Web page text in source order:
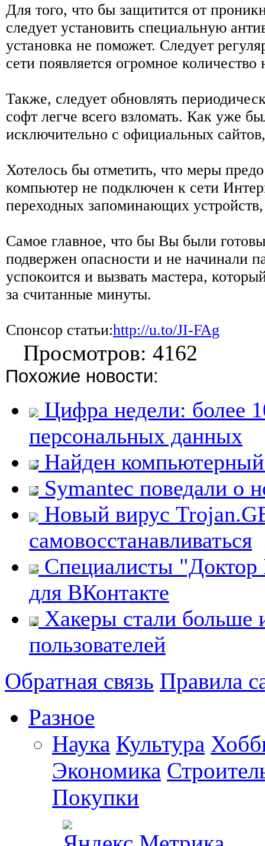
Для того, что бы защитится от
следует установить специальную
установка не поможет. Следует
сети появляется огромное
Также, следует обновлять
софт легче всего взломать. Как уже
исключительно с официальных
Хотелось бы отметить, что меры
компьютер не подключен к сети
переходных запоминающих
Самое главное, что бы Вы были
подвержен опасности и не начинали
успокоится и вызвать мастера,
за считанные минуты.
Спонсор статьи:http://u.to/JI-FAg
Просмотров: 4162
Похожие новости:
Цифра недели: более
персональных данных
Найден
Symantec поведали о
Новый вирус
самовосстанавливаться
Специалисты
для ВКонтакте
Хакеры стали больше
пользователей
Обратная связь Правила
Разное
Наука Культура
Экономика
Покупки